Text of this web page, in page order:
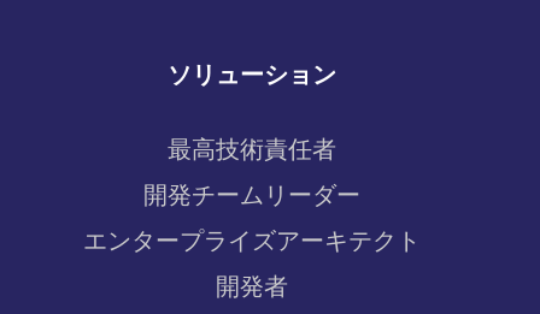
ソリューション
最高技術責任者
開発チームリーダー
エンタープライズアーキテクト
開発者